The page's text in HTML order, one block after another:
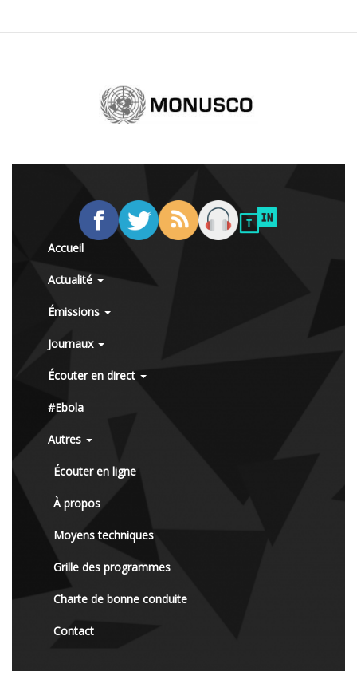
Accueil
Actualité
Émissions
Journaux
Écouter en direct
#Ebola
Autres
Écouter en ligne
À propos
Moyens techniques
Grille des programmes
Charte de bonne conduite
Contact